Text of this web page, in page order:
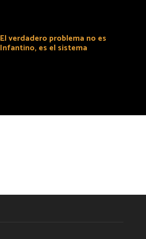
El verdadero problema no es
Infantino, es el sistema